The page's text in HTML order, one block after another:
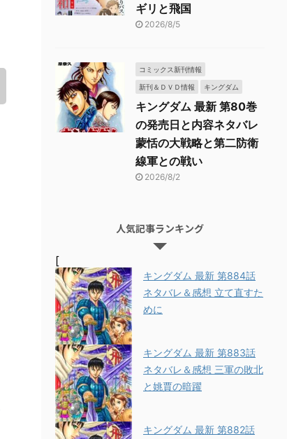
ギリと飛国
2026/8/5
コミックス新刊情報
新刊＆ＤＶＤ情報 キングダム
キングダム 最新 第80巻
の発売日と内容ネタバレ
蒙恬の大戦略と第二防衛
線軍との戦い
2026/8/2
人気記事ランキング
[
キングダム 最新 第884話
ネタバレ＆感想 立て直すた
めに
キングダム 最新 第883話
ネタバレ＆感想 三軍の敗北
と姚賈の暗躍
キングダム 最新 第882話